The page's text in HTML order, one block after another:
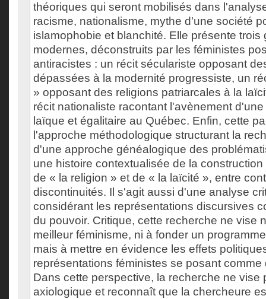
théoriques qui seront mobilisés dans
racisme, nationalisme, mythe d'une société
islamophobie et blanchité. Elle présente trois
modernes, déconstruits par les féministes
antiracistes : un récit séculariste opposant
dépassées à la modernité progressiste, un
» opposant des religions patriarcales à la
récit nationaliste racontant l'avènement
laïque et égalitaire au Québec. Enfin, cette
l'approche méthodologique structurant la
d'une approche généalogique des
une histoire contextualisée de la
de « la religion » et de « la laïcité », entre
discontinuités. Il s'agit aussi d'une analyse
considérant les représentations discursives
du pouvoir. Critique, cette recherche ne vise
meilleur féminisme, ni à fonder un
mais à mettre en évidence les effets
représentations féministes se posant comme
Dans cette perspective, la recherche ne vise
axiologique et reconnaît que la chercheure